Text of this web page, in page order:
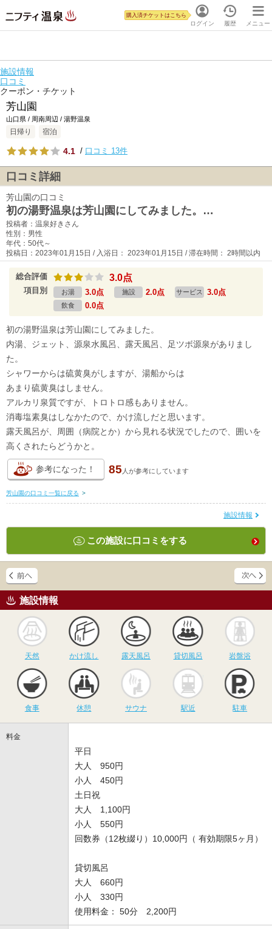
ログイン
購入済チケットはこちら
履歴 メニュー
施設情報
口コミ
クーポン・チケット
芳山園
山口県 / 周南周辺 / 湯野温泉
日帰り 宿泊
4.1 / 口コミ 13件
口コミ詳細
芳山園の口コミ
初の湯野温泉は芳山園にしてみました。…
投稿者：温泉好きさん
性別：男性
年代：50代～
投稿日：2023年01月15日 / 入浴日： 2023年01月15日 / 滞在時間： 2時間以内
総合評価 3.0点
項目別 お湯 3.0点 施設 2.0点 サービス 3.0点
飲食 0.0点
初の湯野温泉は芳山園にしてみました。
内湯、ジェット、源泉水風呂、露天風呂、足ツボ源泉がありまし
た。
シャワーからは硫黄臭がしますが、湯船からは
あまり硫黄臭はしません。
アルカリ泉質ですが、トロトロ感もありません。
消毒塩素臭はしなかたので、かけ流しだと思います。
露天風呂が、周囲（病院とか）から見れる状況でしたので、囲いを
高くされたらどうかと。
参考になった！ 85 人が参考にしています
芳山園の口コミ一覧に戻る >
施設情報
この施設に口コミをする
施設情報
天然
かけ流し
かけ流し
露天風呂
露天風呂
貸切風呂
貸切風呂 岩盤浴
食事 休憩
サウナ
サウナ 駅近 駐車
料金
平日
大人 950円
小人 450円
土日祝
大人 1,100円
小人 550円
回数券（12枚綴り）10,000円（ 有効期限5ヶ月）
貸切風呂
大人 660円
小人 330円
使用料金： 50分 2,200円